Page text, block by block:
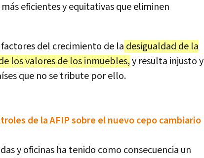
eficientes y equitativas que eliminen
del crecimiento de la desigualdad de la
los valores de los inmuebles,y resulta injusto y
que no se tribute por ello.
de la AFIP sobre el nuevo cepo cambiario
y oficinas ha tenido como consecuencia un